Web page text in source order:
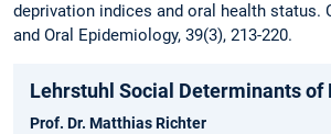
deprivation indices and oral health status.
and Oral Epidemiology, 39(3), 213-220.
Lehrstuhl Social Determinants of
Prof. Dr. Matthias Richter